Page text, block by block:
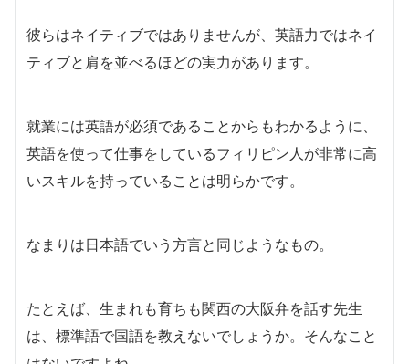
彼らはネイティブではありませんが、英語力ではネイ
ティブと肩を並べるほどの実力があります。
就業には英語が必須であることからもわかるように、
英語を使って仕事をしているフィリピン人が非常に高
いスキルを持っていることは明らかです。
なまりは日本語でいう方言と同じようなもの。
たとえば、生まれも育ちも関西の大阪弁を話す先生
は、標準語で国語を教えないでしょうか。そんなこと